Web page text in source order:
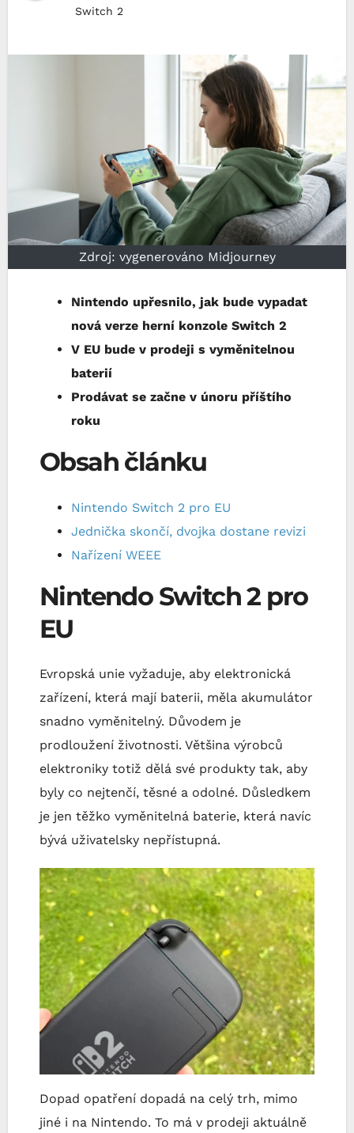
Switch 2
Zdroj: vygenerováno Midjourney
Nintendo upřesnilo, jak bude vypadat
nová verze herní konzole Switch 2
V EU bude v prodeji s vyměnitelnou
baterií
Prodávat se začne v únoru příštího
roku
Obsah článku
Nintendo Switch 2 pro EU
Jednička skončí, dvojka dostane revizi
Nařízení WEEE
Nintendo Switch 2 pro
EU
Evropská unie vyžaduje, aby elektronická
zařízení, která mají baterii, měla akumulátor
snadno vyměnitelný. Důvodem je
prodloužení životnosti. Většina výrobců
elektroniky totiž dělá své produkty tak, aby
byly co nejtenčí, těsné a odolné. Důsledkem
je jen těžko vyměnitelná baterie, která navíc
bývá uživatelsky nepřístupná.
Dopad opatření dopadá na celý trh, mimo
jiné i na Nintendo. To má v prodeji aktuálně